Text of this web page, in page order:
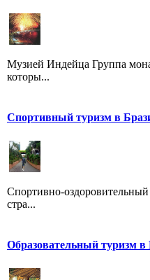
Музией Индейца Группа
которы...
Спортивный туризм в
Спортивно-оздоровительный
стра...
Образовательный туризм в